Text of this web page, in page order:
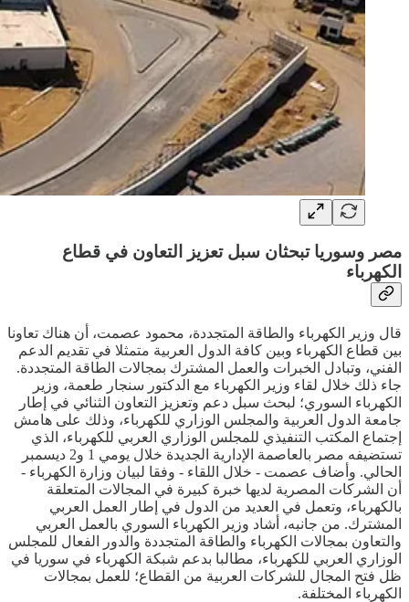
مصر وسوريا تبحثان سبل تعزيز التعاون في قطاع
الكهرباء
قال وزير الكهرباء والطاقة المتجددة، محمود عصمت، أن هناك تعاونا
بين قطاع الكهرباء وبين كافة الدول العربية متمثلا في تقديم الدعم
الفني، وتبادل الخبرات والعمل المشترك بمجالات الطاقة المتجددة.
جاء ذلك خلال لقاء وزير الكهرباء مع الدكتور سنجار طعمة، وزير
الكهرباء السوري؛ لبحث سبل دعم وتعزيز التعاون الثنائي في إطار
جامعة الدول العربية والمجلس الوزاري للكهرباء، وذلك على هامش
إجتماع المكتب التنفيذي للمجلس الوزاري العربي للكهرباء، الذي
تستضيفه مصر بالعاصمة الإدارية الجديدة خلال يومي 1 و2 ديسمبر
الحالي. وأضاف عصمت - خلال اللقاء - وفقا لبيان وزارة الكهرباء -
أن الشركات المصرية لديها خبرة كبيرة في المجالات المتعلقة
بالكهرباء، وتعمل في العديد من الدول في إطار العمل العربي
المشترك. من جانبه، أشاد وزير الكهرباء السوري بالعمل العربي
والتعاون بمجالات الكهرباء والطاقة المتجددة والدور الفعال للمجلس
الوزاري العربي للكهرباء، مطالبا بدعم شبكة الكهرباء في سوريا في
ظل فتح المجال للشركات العربية من القطاع؛ للعمل بمجالات
الكهرباء المختلفة.